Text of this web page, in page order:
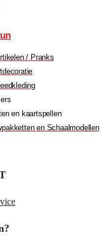
/ Pranks
en kaartspellen
en Schaalmodellen